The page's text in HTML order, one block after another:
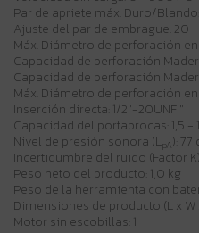
Par de apriete máx. Duro/
Ajuste del par de embrague: 20
Máx. Diámetro de perforación
Capacidad de perforación
Capacidad de perforación
Máx. Diámetro de perforación en
Inserción directa: 1/2"-20UNF "
Capacidad del portabrocas: 1,5 -
Nivel de presión sonora (LpA ): 77
Incertidumbre del ruido (Factor
Peso neto del producto: 1,0 kg
Peso de la herramienta con
Dimensiones de producto (L x W
Motor sin escobillas: 1